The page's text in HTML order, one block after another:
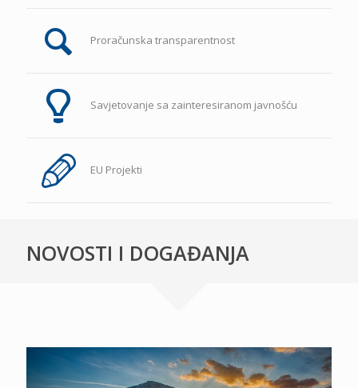
Proračunska transparentnost
Savjetovanje sa zainteresiranom javnošću
EU Projekti
NOVOSTI I DOGAĐANJA